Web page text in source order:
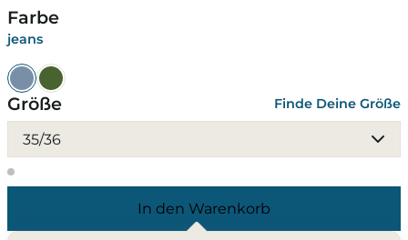
Farbe
jeans
Größe Finde Deine Größe
35/36
In den Warenkorb